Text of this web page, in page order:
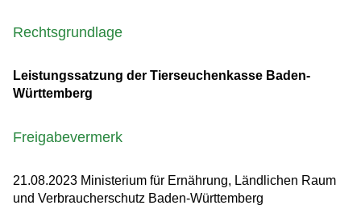
Rechtsgrundlage
Leistungssatzung der Tierseuchenkasse Baden-
Württemberg
Freigabevermerk
21.08.2023 Ministerium für Ernährung, Ländlichen Raum
und Verbraucherschutz Baden-Württemberg